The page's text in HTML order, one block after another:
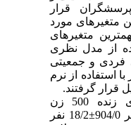
قرار
متغیرهای مورد
متغیرهای
از مدل نظری
فردی و جمعیتی
استفاده از نرم
قرار گرفتند.
: متوسط تعداد تولدهای زنده 500 زن
ازداواج کرده شهر همدان برابر 904/0±18/2 نفر